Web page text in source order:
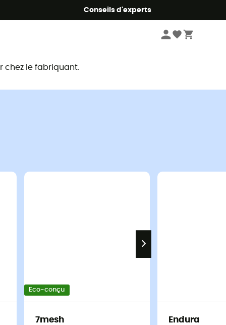
Conseils d'experts
chez le fabriquant.
Eco-conçu
7mesh Endura